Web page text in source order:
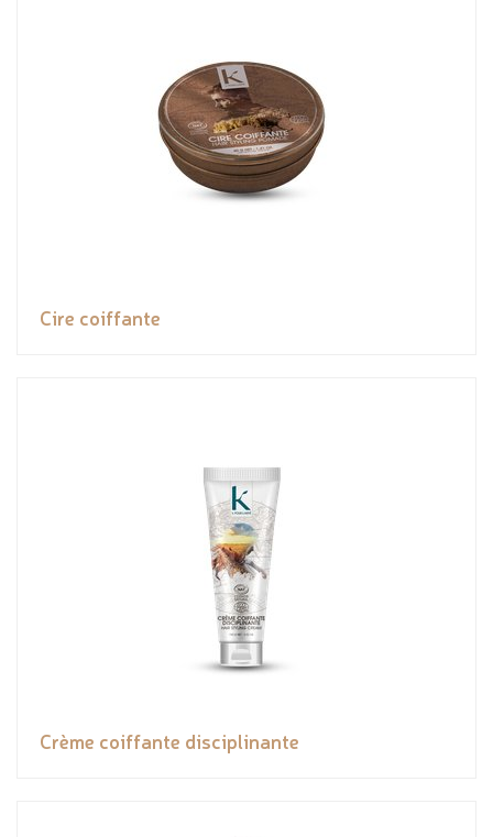
Cire coiffante
Crème coiffante disciplinante